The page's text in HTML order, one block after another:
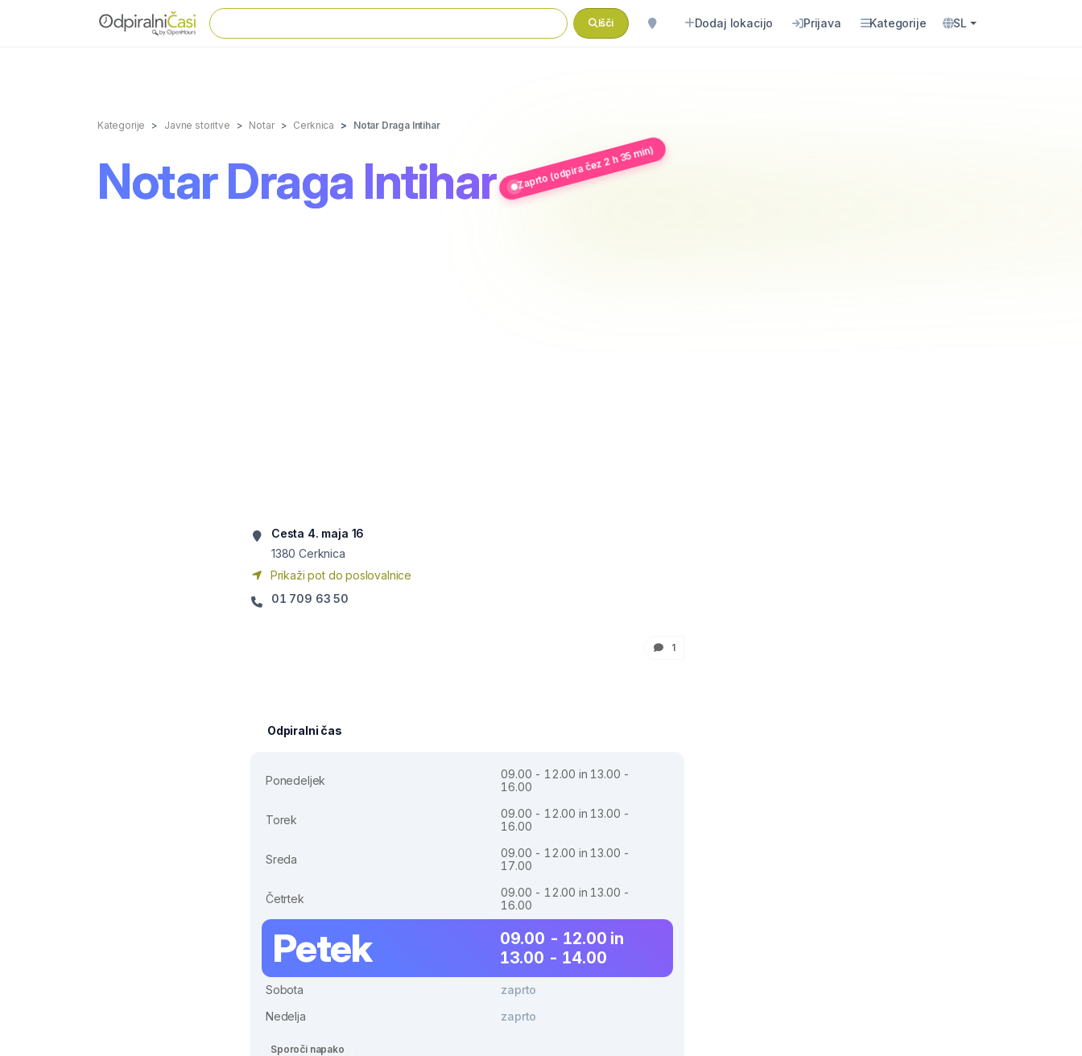
Išči Dodaj lokacijo Prijava Kategorije SL
Kategorije Javne storitve Notar Cerknica Notar Draga Intihar
Notar Draga Intihar Zaprto (odpira čez 2 h 35 min)
Cesta 4. maja 16
1380 Cerknica
Prikaži pot do poslovalnice
01 709 63 50
1
Odpiralni čas
Ponedeljek
09.00 - 12.00 in 13.00 -
16.00
Torek
09.00 - 12.00 in 13.00 -
16.00
Sreda
09.00 - 12.00 in 13.00 -
17.00
Četrtek
09.00 - 12.00 in 13.00 -
16.00
Petek
09.00 - 12.00 in
13.00 - 14.00
Sobota
zaprto
Nedelja
zaprto
Sporoči napako